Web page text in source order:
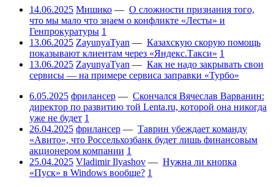
14.06.2025 Мишико — О сложности признания того,
что мы мало что знаем о конфликте «Лесты» и
Генпрокуратуры 1
13.06.2025 ZayunyaTyan — Казахскую скорую помощь
показывают клиентам через «Яндекс.Такси» 1
13.06.2025 ZayunyaTyan — Как не надо закрывать свои
сервисы — на примере сервиса заправки «Турбо»
6.05.2025 фрилансер — Скончался Вячеслав Варванин:
директор по развитию той Lenta.ru, которой она никогда
уже не будет 1
26.04.2025 фрилансер — Таврин убеждает команду
«Авито», что Россельхозбанк будет лишь финансовым
акционером компании 1
25.04.2025 Vladimir Ilyashov — Нужна ли кнопка
«Пуск» в Windows вообще? 1